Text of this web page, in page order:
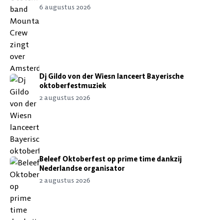
6 augustus 2026
Dj Gildo von der Wiesn lanceert Bayerische
oktoberfestmuziek
2 augustus 2026
Beleef Oktoberfest op prime time dankzij
Nederlandse organisator
2 augustus 2026